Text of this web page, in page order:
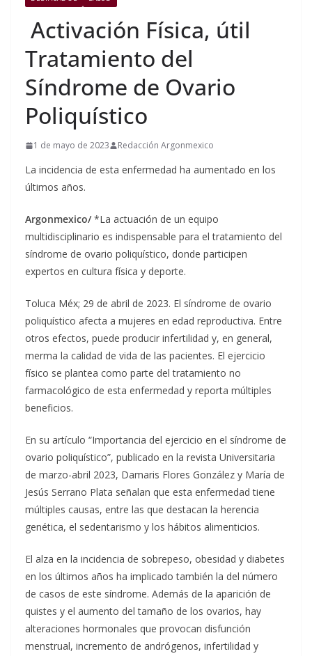
Activación Física, útil
Tratamiento del
Síndrome de Ovario
Poliquístico
1 de mayo de 2023 Redacción Argonmexico
La incidencia de esta enfermedad ha aumentado en los
últimos años.
Argonmexico/*La actuación de un equipo
multidisciplinario es indispensable para el tratamiento del
síndrome de ovario poliquístico, donde participen
expertos en cultura física y deporte.
Toluca Méx; 29 de abril de 2023. El síndrome de ovario
poliquístico afecta a mujeres en edad reproductiva. Entre
otros efectos, puede producir infertilidad y, en general,
merma la calidad de vida de las pacientes. El ejercicio
físico se plantea como parte del tratamiento no
farmacológico de esta enfermedad y reporta múltiples
beneficios.
En su artículo “Importancia del ejercicio en el síndrome de
ovario poliquístico”, publicado en la revista Universitaria
de marzo-abril 2023, Damaris Flores González y María de
Jesús Serrano Plata señalan que esta enfermedad tiene
múltiples causas, entre las que destacan la herencia
genética, el sedentarismo y los hábitos alimenticios.
El alza en la incidencia de sobrepeso, obesidad y diabetes
en los últimos años ha implicado también la del número
de casos de este síndrome. Además de la aparición de
quistes y el aumento del tamaño de los ovarios, hay
alteraciones hormonales que provocan disfunción
menstrual, incremento de andrógenos, infertilidad y